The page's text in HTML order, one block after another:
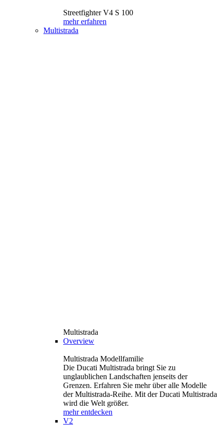
Streetfighter V4 S 100
mehr erfahren
Multistrada
Multistrada
Overview
Multistrada Modellfamilie
Die Ducati Multistrada bringt Sie zu
unglaublichen Landschaften jenseits der
Grenzen. Erfahren Sie mehr über alle Modelle
der Multistrada-Reihe. Mit der Ducati Multistrada
wird die Welt größer.
mehr entdecken
V2